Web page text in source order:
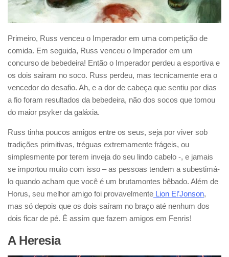
Primeiro, Russ venceu o Imperador em uma competição de
comida. Em seguida, Russ venceu o Imperador em um
concurso de bebedeira! Então o Imperador perdeu a esportiva e
os dois sairam no soco. Russ perdeu, mas tecnicamente era o
vencedor do desafio. Ah, e a dor de cabeça que sentiu por dias
a fio foram resultados da bebedeira, não dos socos que tomou
do maior psyker da galáxia.
Russ tinha poucos amigos entre os seus, seja por viver sob
tradições primitivas, tréguas extremamente frágeis, ou
simplesmente por terem inveja do seu lindo cabelo -, e jamais
se importou muito com isso – as pessoas tendem a subestimá-
lo quando acham que você é um brutamontes bêbado. Além de
Horus, seu melhor amigo foi provavelmente Lion El’Jonson,
mas só depois que os dois saíram no braço até nenhum dos
dois ficar de pé. É assim que fazem amigos em Fenris!
A Heresia